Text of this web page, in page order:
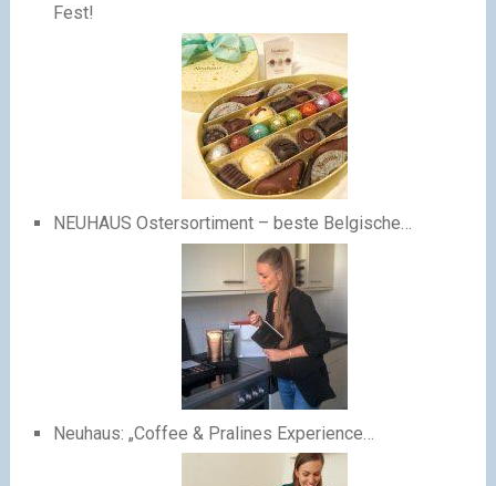
Fest!
NEUHAUS Ostersortiment – beste Belgische…
Neuhaus: „Coffee & Pralines Experience…